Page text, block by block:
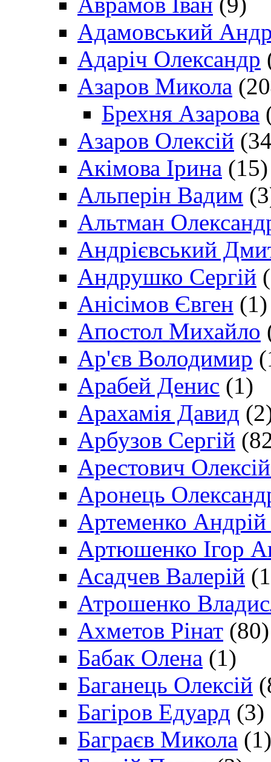
Адамовський
Адаріч Олександр
Азаров Микола
Брехня Азарова
Азаров Олексій
Акімова Ірина (15)
Альперін Вадим
Альтман
Андрієвський
Андрушко Сергій
Анісімов Євген (1)
Апостол Михайло
Ар'єв Володимир
Арабей Денис (1)
Арахамія Давид
Арбузов Сергій
Арестович
Аронець
Артеменко Андрій
Артюшенко Ігор
Асадчев Валерій
Атрошенко
Ахметов Рінат (80)
Бабак Олена (1)
Баганець Олексій
Багіров Едуард (3)
Баграєв Микола (1)